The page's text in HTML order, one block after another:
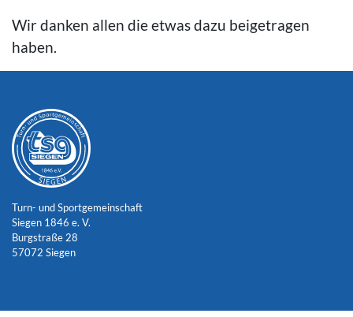
Wir danken allen die etwas dazu beigetragen
haben.
Turn- und Sportgemeinschaft
Siegen 1846 e. V.
Burgstraße 28
57072 Siegen